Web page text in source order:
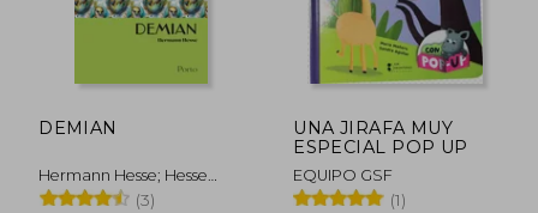
45% 45%
dcto.
DEMIAN
Hermann Hesse; Hesse
Hermann
(3)
UNA JIRAFA MUY
ESPECIAL POP UP
EQUIPO GSF
(1)